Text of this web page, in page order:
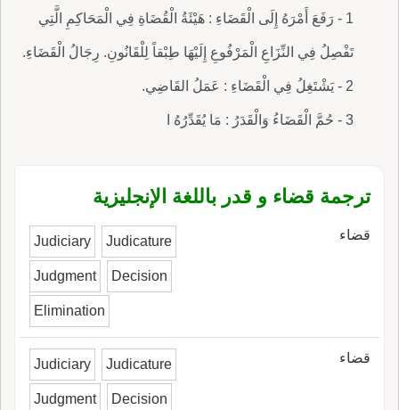
1 - رَفَعَ أَمْرَهُ إِلَى الْقَضَاءِ : هَيْئَةُ الْقُضَاةِ فِي الْمَحَاكِمِ الَّتِي
تَفْصِلُ فِي النِّزَاعِ الْمَرْفُوعِ إِلَيْهَا طِبْقاً لِلْقَانُونِ. رِجَالُ الْقَضَاءِ.
2 - يَشْتَغِلُ فِي الْقَضَاءِ : عَمَلُ القَاضِي.
3 - حُمَّ الْقَضَاءُ وَالْقَدَرُ : مَا يُقَدِّرُهُ ا
ترجمة قضاء و قدر باللغة الإنجليزية
قضاء Judiciary Judicature
Judgment Decision
Elimination
قضاء Judiciary Judicature
Judgment Decision